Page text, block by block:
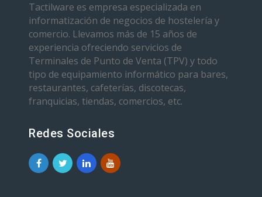
Tactilware es empresa especializada en
informatización de negocios de hostelería y
comercio. Llevamos más de 15 años de
experiencia ofreciendo servicios de
Terminales de Punto de Venta (TPV) y todo
tipo de equipamiento informático para bares,
restaurantes, cafeterías, discotecas,
franquicias, tiendas, comercios, etc.
Redes Sociales